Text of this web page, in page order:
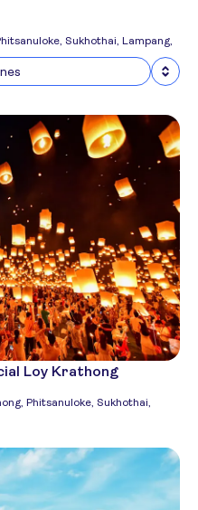
Sukhothai, Lampang,
Loy Krathong
Phitsanuloke, Sukhothai,